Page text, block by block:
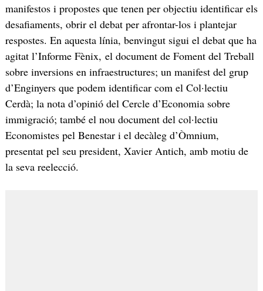
manifestos i propostes que tenen per objectiu identificar els
desafiaments, obrir el debat per afrontar-los i plantejar
respostes. En aquesta línia, benvingut sigui el debat que ha
agitat l’Informe Fènix, el document de Foment del Treball
sobre inversions en infraestructures; un manifest del grup
d’Enginyers que podem identificar com el Col·lectiu
Cerdà; la nota d’opinió del Cercle d’Economia sobre
immigració; també el nou document del col·lectiu
Economistes pel Benestar i el decàleg d’Òmnium,
presentat pel seu president, Xavier Antich, amb motiu de
la seva reelecció.